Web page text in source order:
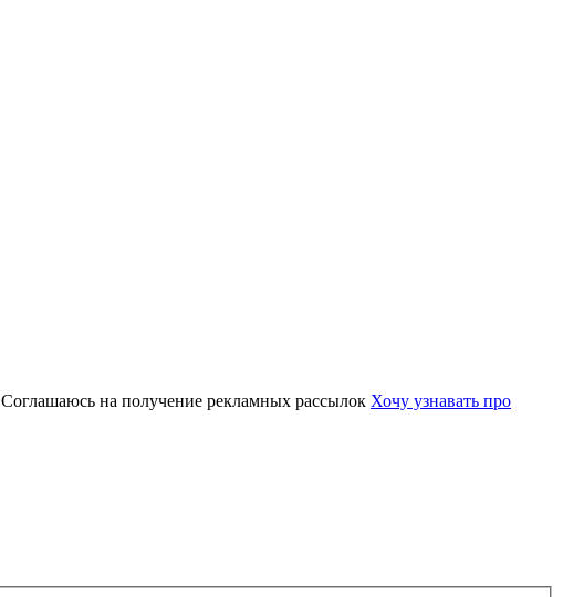
Соглашаюсь на получение рекламных рассылок Хочу узнавать про